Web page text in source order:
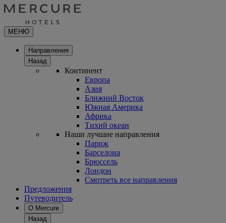
МЕНЮ
Направления
Назад
Континент
Европа
Азия
Ближний Восток
Южная Америка
Африка
Тихий океан
Наши лучшие направления
Париж
Барселона
Брюссель
Лондон
Смотреть все направления
Предложения
Путеводитель
О Mercure
Назад